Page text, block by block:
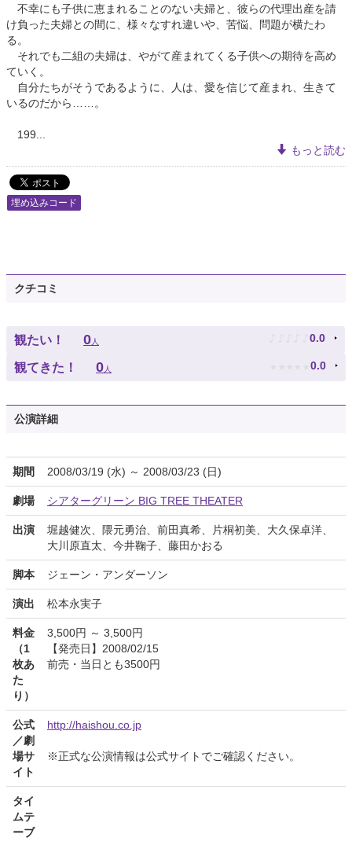
不幸にも子供に恵まれることのない夫婦と、彼らの代理出産を請
け負った夫婦との間に、様々なすれ違いや、苦悩、問題が横たわ
る。
それでも二組の夫婦は、やがて産まれてくる子供への期待を高め
ていく。
自分たちがそうであるように、人は、愛を信じて産まれ、生きて
いるのだから……。
199...
もっと読む
埋め込みコード
クチコミ
観たい！ 0人 ♪ ♪ ♪ ♪ ♪ 0.0
観てきた！ 0人 ★ ★ ★ ★ ★ 0.0
公演詳細
期間 2008/03/19 (水) ～ 2008/03/23 (日)
劇場 シアターグリーン BIG TREE THEATER
出演
堀越健次、隈元勇治、前田真希、片桐初美、大久保卓洋、
大川原直太、今井鞠子、藤田かおる
脚本 ジェーン・アンダーソン
演出 松本永実子
料金
（1
枚あ
た
り）
3,500円 ～ 3,500円
【発売日】2008/02/15
前売・当日とも3500円
公式
／劇
場サ
イト
http://haishou.co.jp
※正式な公演情報は公式サイトでご確認ください。
タイ
ムテ
ーブ